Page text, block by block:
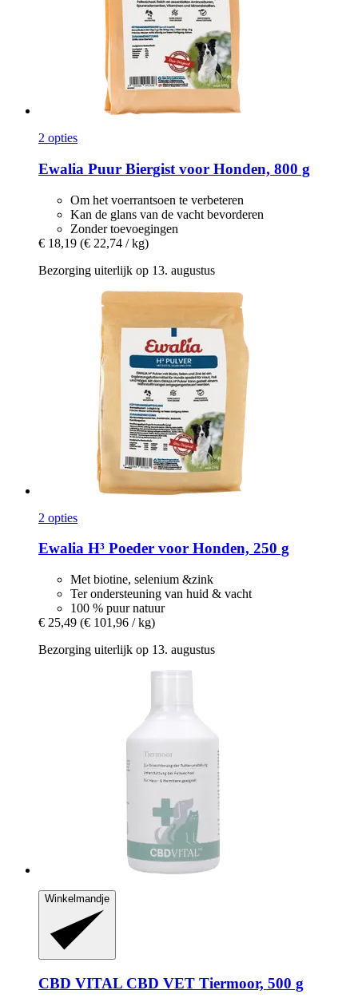
2 opties
Ewalia Puur Biergist voor Honden, 800 g
Om het voerrantsoen te verbeteren
Kan de glans van de vacht bevorderen
Zonder toevoegingen
€ 18,19 (€ 22,74 / kg)
Bezorging uiterlijk op 13. augustus
2 opties
Ewalia H³ Poeder voor Honden, 250 g
Met biotine, selenium &zink
Ter ondersteuning van huid & vacht
100 % puur natuur
€ 25,49 (€ 101,96 / kg)
Bezorging uiterlijk op 13. augustus
Winkelmandje
CBD VITAL CBD VET Tiermoor, 500 g